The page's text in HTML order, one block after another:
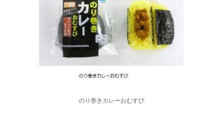
のり巻きカレーおむすび